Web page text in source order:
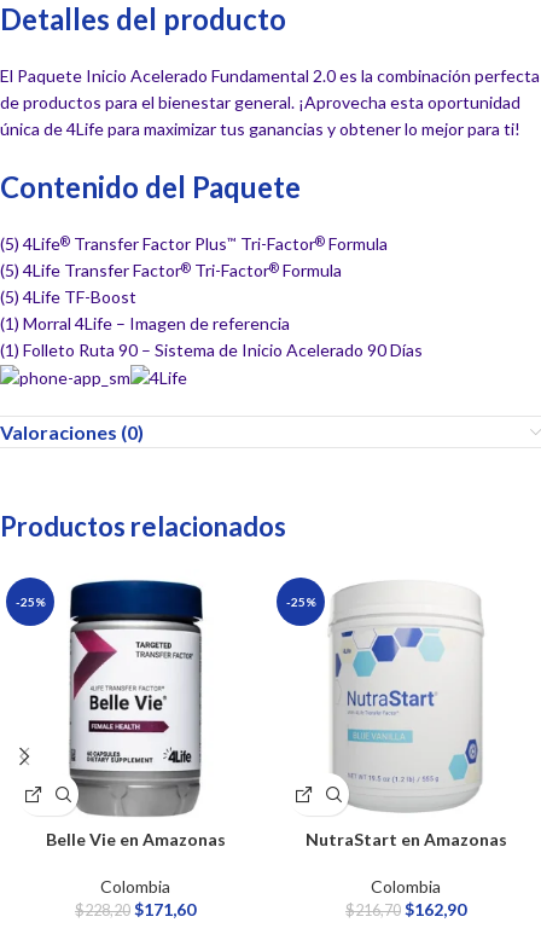
Detalles del producto
El Paquete Inicio Acelerado Fundamental 2.0 es la combinación perfecta
de productos para el bienestar general. ¡Aprovecha esta oportunidad
única de 4Life para maximizar tus ganancias y obtener lo mejor para ti!
Contenido del Paquete
(5) 4Life® Transfer Factor Plus™ Tri-Factor® Formula
(5) 4Life Transfer Factor® Tri-Factor® Formula
(5) 4Life TF-Boost
(1) Morral 4Life – Imagen de referencia
(1) Folleto Ruta 90 – Sistema de Inicio Acelerado 90 Días
Valoraciones (0)
Productos relacionados
-25%
Belle Vie en Amazonas
Colombia
$228,20 $171,60
-25%
NutraStart en Amazonas
Colombia
$216,70 $162,90